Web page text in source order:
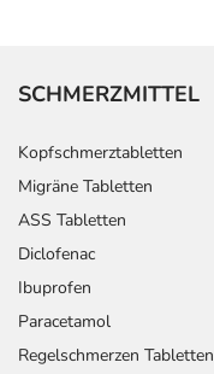
SCHMERZMITTEL
Kopfschmerztabletten
Migräne Tabletten
ASS Tabletten
Diclofenac
Ibuprofen
Paracetamol
Regelschmerzen Tabletten